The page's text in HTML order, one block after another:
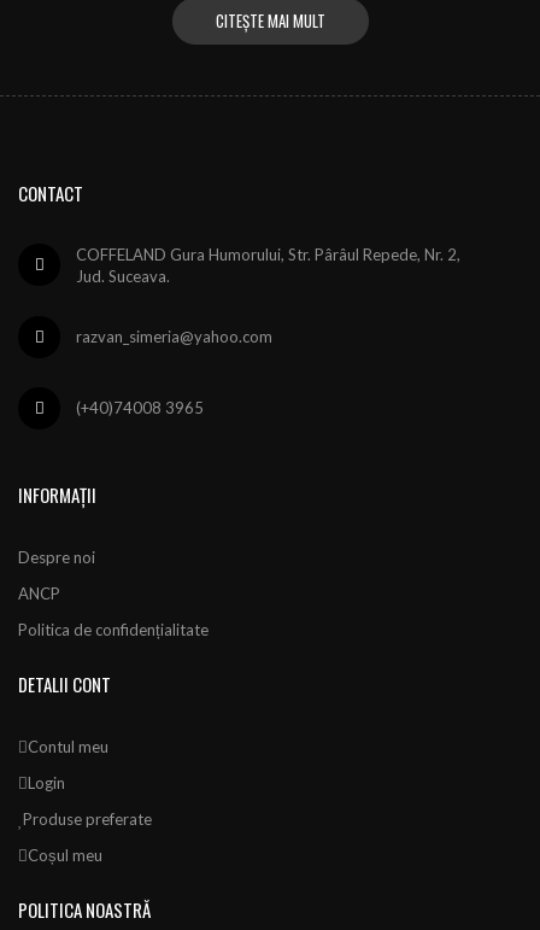
CITEȘTE MAI MULT
CONTACT
COFFELAND Gura Humorului, Str. Pârâul Repede, Nr. 2,
Jud. Suceava.
razvan_simeria@yahoo.com
(+40)74008 3965
INFORMAȚII
Despre noi
ANCP
Politica de confidențialitate
DETALII CONT
Contul meu
Login
Produse preferate
Coșul meu
POLITICA NOASTRĂ